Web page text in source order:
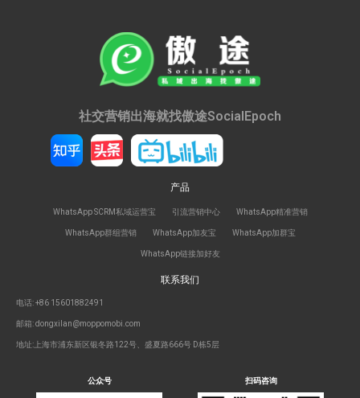
社交营销出海就找傲途SocialEpoch
产品
WhatsApp SCRM私域运营宝 引流营销中心 WhatsApp精准营销
WhatsApp群组营销 WhatsApp加友宝 WhatsApp加群宝
WhatsApp链接加好友
联系我们
电话: +86 15601882491
邮箱: dongxilan@moppomobi.com
地址:上海市浦东新区银冬路122号、盛夏路666号 D栋5层
公众号 扫码咨询